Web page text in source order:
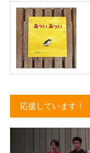
応援しています！